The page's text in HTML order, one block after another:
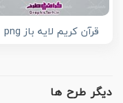
قرآن کریم لایه باز png
دیگر طرح ها